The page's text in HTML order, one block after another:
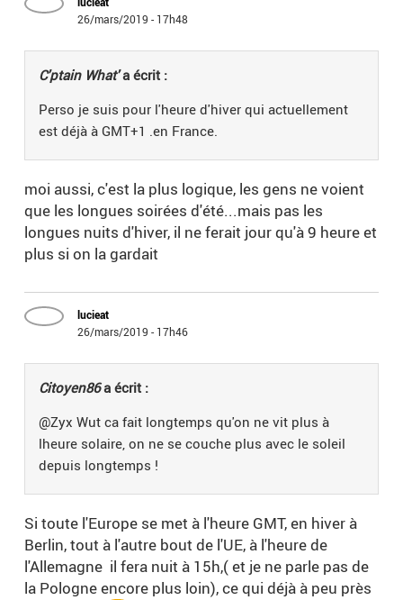
26/mars/2019 - 17h48
C'ptain What'a écrit :
Perso je suis pour l'heure d'hiver qui actuellement
est déjà à GMT+1 .en France.
moi aussi, c'est la plus logique, les gens ne voient
que les longues soirées d'été...mais pas les
longues nuits d'hiver, il ne ferait jour qu'à 9 heure et
plus si on la gardait
lucieat
26/mars/2019 - 17h46
Citoyen86a écrit :
@Zyx Wut ca fait longtemps qu'on ne vit plus à
lheure solaire, on ne se couche plus avec le soleil
depuis longtemps !
Si toute l'Europe se met à l'heure GMT, en hiver à
Berlin, tout à l'autre bout de l'UE, à l'heure de
l'Allemagne il fera nuit à 15h,( et je ne parle pas de
la Pologne encore plus loin), ce qui déjà à peu près